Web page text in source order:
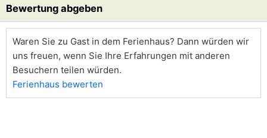
Bewertung abgeben
Waren Sie zu Gast in dem Ferienhaus? Dann würden wir
uns freuen, wenn Sie Ihre Erfahrungen mit anderen
Besuchern teilen würden.
Ferienhaus bewerten